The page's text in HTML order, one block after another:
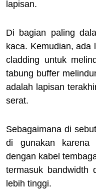
lapisan.
Di bagian paling
kaca. Kemudian, ada
cladding untuk
tabung buffer
adalah lapisan
serat.
Sebagaimana di
di gunakan karena
dengan kabel
termasuk bandwidth
lebih tinggi.